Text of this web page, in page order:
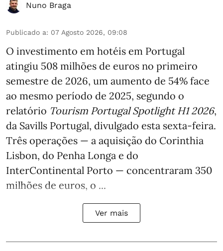
Nuno Braga
Publicado a: 07 Agosto 2026, 09:08
O investimento em hotéis em Portugal
atingiu 508 milhões de euros no primeiro
semestre de 2026, um aumento de 54% face
ao mesmo período de 2025, segundo o
relatório Tourism Portugal Spotlight H1 2026,
da Savills Portugal, divulgado esta sexta-feira.
Três operações — a aquisição do Corinthia
Lisbon, do Penha Longa e do
InterContinental Porto — concentraram 350
milhões de euros, o ...
Ver mais